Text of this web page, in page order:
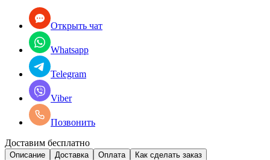
Открыть чат
Whatsapp
Telegram
Viber
Позвонить
Доставим бесплатно
Описание Доставка Оплата Как сделать заказ